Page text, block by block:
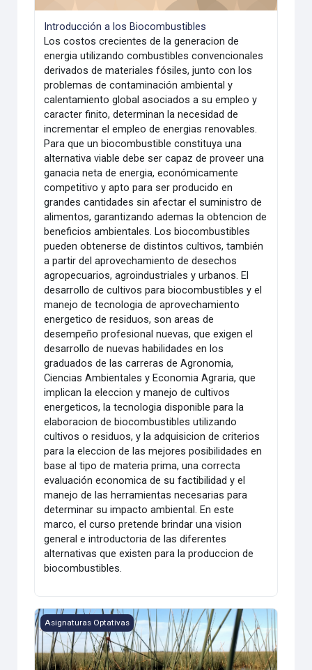
Introducción a los Biocombustibles
Los costos crecientes de la generacion de
energia utilizando combustibles convencionales
derivados de materiales fósiles, junto con los
problemas de contaminación ambiental y
calentamiento global asociados a su empleo y
caracter finito, determinan la necesidad de
incrementar el empleo de energias renovables.
Para que un biocombustible constituya una
alternativa viable debe ser capaz de proveer una
ganacia neta de energia, económicamente
competitivo y apto para ser producido en
grandes cantidades sin afectar el suministro de
alimentos, garantizando ademas la obtencion de
beneficios ambientales. Los biocombustibles
pueden obtenerse de distintos cultivos, también
a partir del aprovechamiento de desechos
agropecuarios, agroindustriales y urbanos. El
desarrollo de cultivos para biocombustibles y el
manejo de tecnologia de aprovechamiento
energetico de residuos, son areas de
desempeño profesional nuevas, que exigen el
desarrollo de nuevas habilidades en los
graduados de las carreras de Agronomia,
Ciencias Ambientales y Economia Agraria, que
implican la eleccion y manejo de cultivos
energeticos, la tecnologia disponible para la
elaboracion de biocombustibles utilizando
cultivos o residuos, y la adquisicion de criterios
para la eleccion de las mejores posibilidades en
base al tipo de materia prima, una correcta
evaluación economica de su factibilidad y el
manejo de las herramientas necesarias para
determinar su impacto ambiental. En este
marco, el curso pretende brindar una vision
general e introductoria de las diferentes
alternativas que existen para la produccion de
biocombustibles.
Investigación Empírica y Trabajo de Campo en Ecología
Asignaturas Optativas